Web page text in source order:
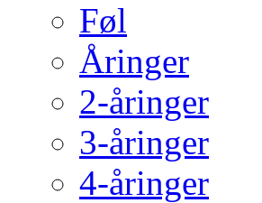
Føl
Åringer
2-åringer
3-åringer
4-åringer